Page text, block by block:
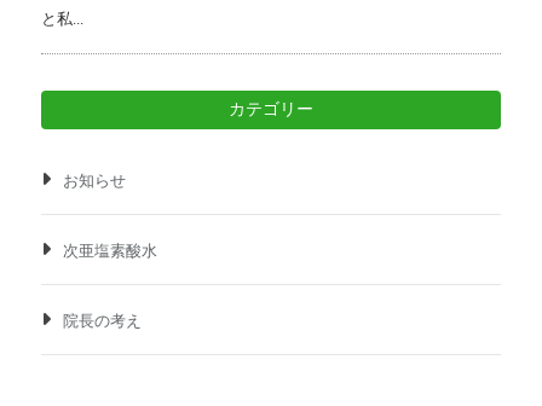
と私...
カテゴリー
お知らせ
次亜塩素酸水
院長の考え